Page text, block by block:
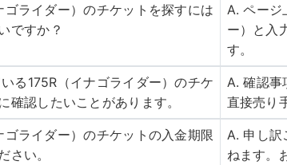
ゴライダー）のチケットを探すには
ですか？
A. ページ
ー）と入
す。
る175R（イナゴライダー）のチケ
確認したいことがあります。
A. 確認事
直接売り
ゴライダー）のチケットの入金期限
さい。
A. 申し訳
ねます。